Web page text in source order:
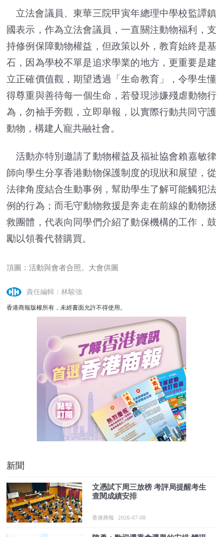
立法會議員、東華三院甲寅年總理中學校監譚鎮
國表示， 作為立法會議員，一直關注動物福利，支
持修例保障動物權益， 但政策以外，教育始終是基
石，因為學校不單是追求學業的地方， 更重要是建
立正確價值觀，期望透過「生命教育」，令學生懂
得尊重與善待每一個生命，若發現涉嫌殘虐動物行
為，勿袖手旁觀，立即舉報，以實際行動共同守護
動物， 構建人寵共融社會。
活動亦特別邀請了動物權益及福祉協會賴嘉敏律
師向學生分享香港動物保護制度的現狀和展望，從
法律角度結合生動事例， 幫助學生了解可能觸犯法
例的行為； 而毛守動物救援是奔走在前線的動物拯
救團體， 代表向同學們介紹了動保機構的工作，鼓
勵以領養代替購買。
頂圖：活動與會者合照。大會供圖
責任編輯：林駿強
香港商報版權所有，未經書面允許不得使用。
新聞
文憑試下周三放榜 考評局提醒考生
查閱成績安排
香港商報 2026-07-08